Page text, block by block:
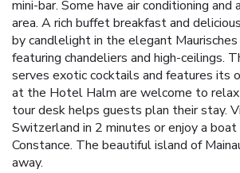
mini-bar. Some have air conditioning and
area. A rich buffet breakfast and
by candlelight in the elegant
featuring chandeliers and high-ceilings.
serves exotic cocktails and features its
at the Hotel Halm are welcome to relax
tour desk helps guests plan their stay.
Switzerland in 2 minutes or enjoy a
Constance. The beautiful island of
away.